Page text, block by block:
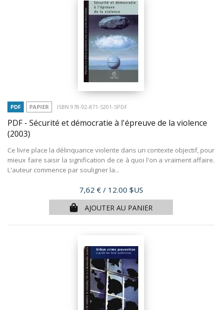
PDF PAPIER ISBN 978-92-871-5201-5PDF
PDF - Sécurité et démocratie à l'épreuve de la violence
(2003)
Ce livre place la délinquance violente dans un contexte objectif, pour
mieux faire saisir la signification de ce à quoi l'on a vraiment affaire.
L'auteur commence par souligner la...
Prix
7,62 € / 12.00 $US
AJOUTER AU PANIER